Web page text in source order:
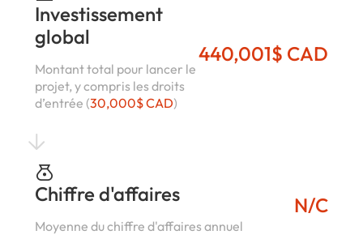
Investissement
global
Montant total pour lancer le
projet, y compris les droits
d’entrée (30,000$ CAD)
440,001$ CAD
Chiffre d'affaires
Moyenne du chiffre d'affaires annuel
N/C